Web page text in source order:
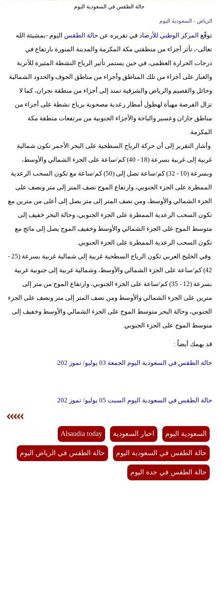
علوم
وتكنولوجيا
بيئة
مدوَّنات
سيارات
حالة الطقس في السعودية اليوم
الرياض - السعودية اليوم
توقّع المركز الوطني للأرصاد في تقريره عن حالة الطقس اليوم -بمشيئة الله
تعالى-، تأثر أجزاء من منطقتي مكة المكرمة والمدينة المنورة بارتفاع في
درجات الحرارة العظمى، في حين يستمر تأثير الرياح النشطة المثيرة للأتربة
والغبار على أجزاء من تلك المناطق وأجزاء من مناطق الجوف والحدود الشمالية
وحائل والقصيم والرياض والشرقية تمتد إلى أجزاء من منطقة نجران، كما لا
تزال الفرصة مهيأة لهطول أمطار رعدية مصحوبة برياح نشطة على أجزاء من
مناطق جازان وعسير والباحة والأجزاء الجنوبية من مرتفعات منطقة مكة
المكرمة.
وأشار التقرير إلى أن حركة الرياح السطحية على البحر الأحمر تكون شمالية
غربية إلى غربية بسرعة (18 - 40) كم/ساعة على الجزء الشمالي والأوسط،
وبسرعة (10 - 32) كم/ساعة تصل إلى (50) كم/ساعة مع تكون السحب الرعدية
الممطرة على الجزء الجنوبي، وارتفاع الموج نصف المتر إلى متر ونصف على
الجزء الشمالي والأوسط، ومن نصف المتر إلى متر يصل إلى أعلى من مترين مع
تكون السحب الرعدية الممطرة على الجزء الجنوبي، وحالة البحر خفيف إلى
متوسط الموج على الجزء الشمالي والأوسط وخفيف الموج يصل إلى مائج مع
تكون السحب الرعدية الممطرة على الجزء الجنوبي.
وفي الخليج العربي تكون الرياح السطحية غربية إلى شمالية غربية بسرعة (25 -
42) كم/ساعة على الجزء الشمالي والأوسط، وشمالية غربية إلى جنوبية غربية
بسرعة (12 - 35) كم/ساعة على الجزء الجنوبي، وارتفاع الموج من متر إلى
مترين على الجزء الشمالي والأوسط ومن نصف المتر إلى متر ونصف على الجزء
الجنوبي، وحالة البحر متوسط الموج على الجزء الشمالي والأوسط وخفيف إلى
متوسط الموج على الجزء الجنوبي.
قد يهمك أيضاً :
حالة الطقس في السعودية اليوم الجمعة 03 يوليو/ تموز 202
حالة الطقس في السعودية اليوم السبت 05 يوليو/ تموز 202
السعودية اليوم اخبار السعودية Alsaudia today
حالة الطقس في السعودية اليوم حالة الطقس في الرياض اليوم
حالة الطقس في جدة اليوم